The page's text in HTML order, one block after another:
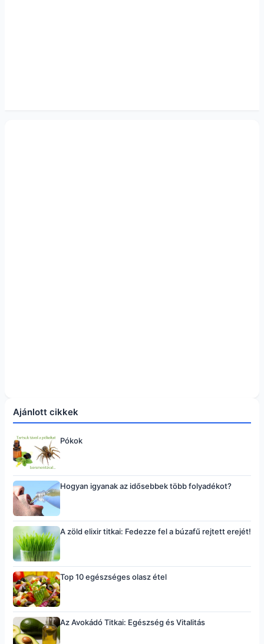
Ajánlott cikkek
Pókok
Hogyan igyanak az idősebbek több folyadékot?
A zöld elixir titkai: Fedezze fel a búzafű rejtett erejét!
Top 10 egészséges olasz étel
Az Avokádó Titkai: Egészség és Vitalitás